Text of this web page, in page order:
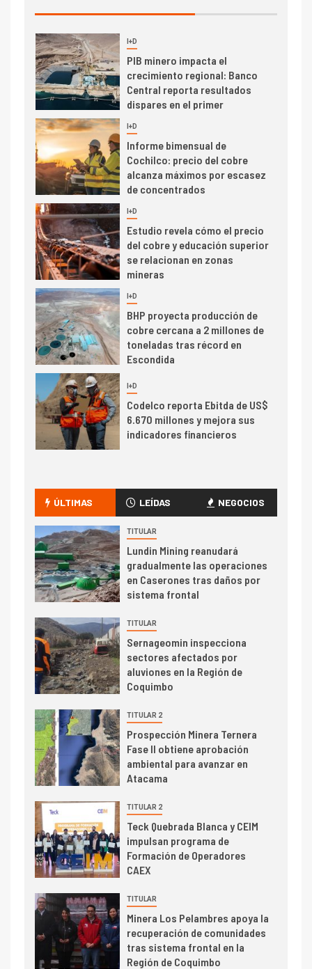
3 I+D
PIB minero impacta el
crecimiento regional: Banco
Central reporta resultados
dispares en el primer
4 I+D
Informe bimensual de
Cochilco: precio del cobre
alcanza máximos por escasez
de concentrados
5 I+D
Estudio revela cómo el precio
del cobre y educación superior
se relacionan en zonas
mineras
6 I+D
BHP proyecta producción de
cobre cercana a 2 millones de
toneladas tras récord en
Escondida
I+D
Codelco reporta Ebitda de US$
6.670 millones y mejora sus
indicadores financieros
camión 100% eléctrico para
transportar cátodos al Puerto
de San Antonio
2
I+D
Producción minera en mayo de
2026 cae 10,6%
3
PIB minero impacta el
crecimiento regional: Banco
Central reporta resultados
trimestre
4 I+D
Informe bimensual de
Cochilco: precio del cobre
alcanza máximos por escasez
de concentrados
5 I+D
Estudio revela cómo el precio
del cobre y educación superior
se relacionan en zonas
mineras
6
BHP proyecta producción de
cobre cercana a 2 millones de
toneladas tras récord en
Escondida
ÚLTIMAS LEÍDAS NEGOCIOS
TITULAR
Lundin Mining reanudará
gradualmente las operaciones
en Caserones tras daños por
sistema frontal
TITULAR
Sernageomin inspecciona
sectores afectados por
aluviones en la Región de
Coquimbo
TITULAR 2
Prospección Minera Ternera
Fase II obtiene aprobación
ambiental para avanzar en
Atacama
TITULAR 2
Teck Quebrada Blanca y CEIM
impulsan programa de
Formación de Operadores
CAEX
TITULAR
Minera Los Pelambres apoya la
recuperación de comunidades
tras sistema frontal en la
Región de Coquimbo